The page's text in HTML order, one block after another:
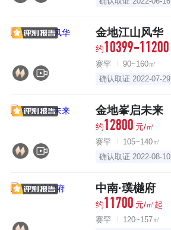
金地江山风华
约10399-11200
赛罕
90~160㎡
确认取证 2022-07-29
金地峯启未来
约12800 元/㎡
赛罕
105~140㎡
确认取证 2022-08-10
中南·璞樾府
约11700 元/㎡起
赛罕 120~157㎡